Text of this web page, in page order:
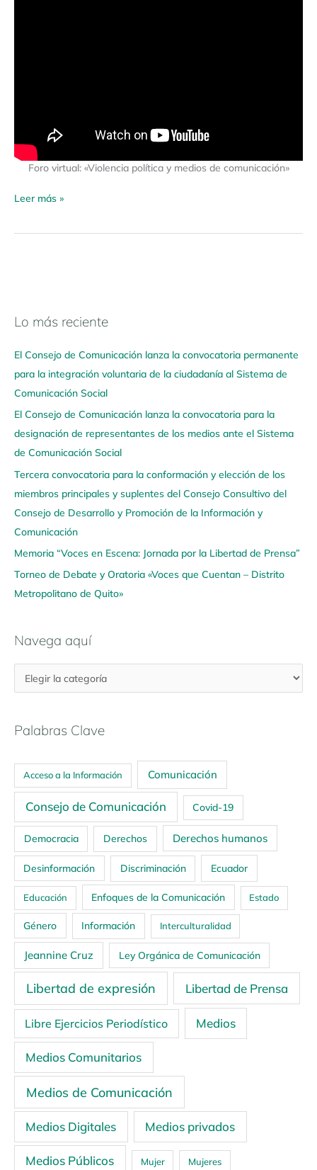
Foro virtual: «Violencia política y medios de comunicación»
Leer más »
Lo más reciente
El Consejo de Comunicación lanza la convocatoria permanente
para la integración voluntaria de la ciudadanía al Sistema de
Comunicación Social
El Consejo de Comunicación lanza la convocatoria para la
designación de representantes de los medios ante el Sistema
de Comunicación Social
Tercera convocatoria para la conformación y elección de los
miembros principales y suplentes del Consejo Consultivo del
Consejo de Desarrollo y Promoción de la Información y
Comunicación
Memoria “Voces en Escena: Jornada por la Libertad de Prensa”
Torneo de Debate y Oratoria «Voces que Cuentan – Distrito
Metropolitano de Quito»
Navega aquí
N
v
e
g
a
a
q
u
í
Palabras Clave
Acceso a la Información Comunicación
Consejo de Comunicación Covid-19
Democracia Derechos Derechos humanos
Desinformación Discriminación Ecuador
Educación Enfoques de la Comunicación Estado
Género Información Interculturalidad
Jeannine Cruz Ley Orgánica de Comunicación
Libertad de expresión Libertad de Prensa
Libre Ejercicios Periodístico Medios
Medios Comunitarios
Medios de Comunicación
Medios Digitales Medios privados
Medios Públicos Mujer Mujeres